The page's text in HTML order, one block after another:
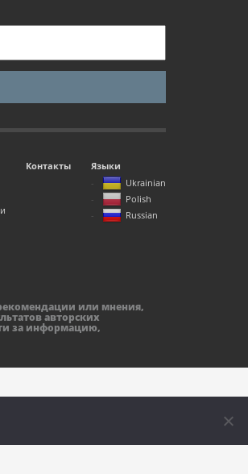
Контакты
Языки
Ukrainian
Polish
Russian
или мнения,
авторских
за информацию,